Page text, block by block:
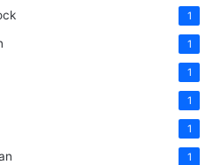
1
1
1
1
1
1